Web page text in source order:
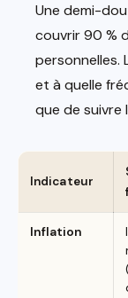
Une demi-
couvrir 90 %
personnelles.
et à quelle
que de suivre
Indicateur
Inflation